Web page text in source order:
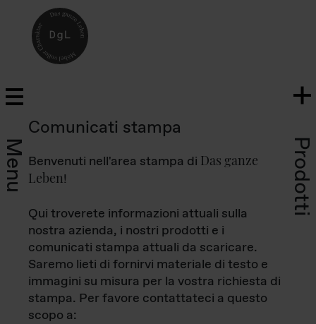
Menu Prodotti
Comunicati stampa
Benvenuti nell'area stampa di Das ganze
Leben!
Qui troverete informazioni attuali sulla
nostra azienda, i nostri prodotti e i
comunicati stampa attuali da scaricare.
Saremo lieti di fornirvi materiale di testo e
immagini su misura per la vostra richiesta di
stampa. Per favore contattateci a questo
scopo a: